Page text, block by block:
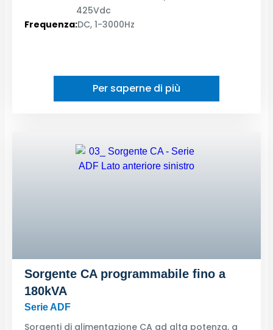
425Vdc
Frequenza:DC, 1-3000Hz
Per saperne di più
Sorgente CA programmabile fino a
180kVA
Serie ADF
Sorgenti di alimentazione CA ad alta potenza, a